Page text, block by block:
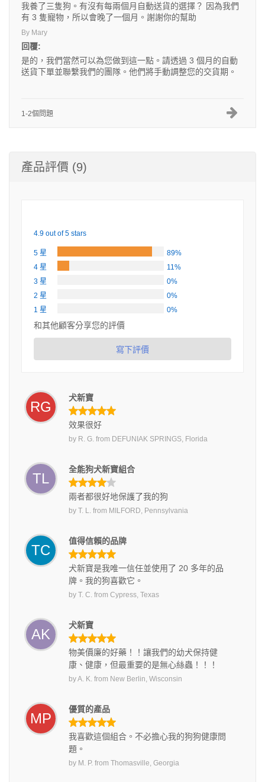
我養了三隻狗。有沒有每兩個月自動送貨的選擇？ 因為我們
有 3 隻寵物，所以會晚了一個月。謝謝你的幫助
By Mary
回覆:
是的，我們當然可以為您做到這一點。請透過 3 個月的自動
送貨下單並聯繫我們的團隊。他們將手動調整您的交貨期。
1-2個問題
產品評價 (9)
4.9 out of 5 stars
5 星
89%
4 星
11%
3 星
0%
2 星
0%
1 星
0%
和其他顧客分享您的評價
寫下評價
RG
犬新寶
效果很好
by R. G. from DEFUNIAK SPRINGS, Florida
TL
全能狗犬新寶組合
兩者都很好地保護了我的狗
by T. L. from MILFORD, Pennsylvania
TC
值得信賴的品牌
犬新寶是我唯一信任並使用了 20 多年的品
牌。我的狗喜歡它。
by T. C. from Cypress, Texas
AK
犬新寶
物美價廉的好藥！！讓我們的幼犬保持健
康、健康，但最重要的是無心絲蟲！！！
byA. K. from New Berlin, Wisconsin
MP
優質的產品
我喜歡這個組合。不必擔心我的狗狗健康問
題。
by M. P. from Thomasville, Georgia